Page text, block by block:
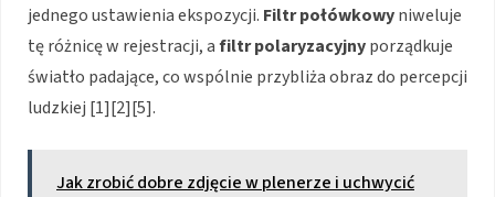
jednego ustawienia ekspozycji. Filtr połówkowyniweluje
tę różnicę w rejestracji, afiltr polaryzacyjnyporządkuje
światło padające, co wspólnie przybliża obraz do percepcji
ludzkiej [1][2][5].
Jak zrobić dobre zdjęcie w plenerze i uchwycić